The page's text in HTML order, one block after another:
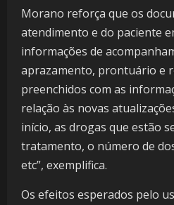
Morano reforça que os
atendimento e do paciente
informações de
aprazamento, prontuário e
preenchidos com as
relação às novas
início, as drogas que estão
tratamento, o número de
etc”, exemplifica.
Os efeitos esperados pelo